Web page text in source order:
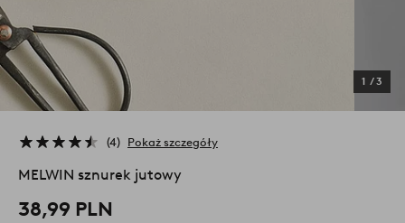
1 /3
4 Pokaż szczegóły
MELWIN sznurek jutowy
38,99 PLN